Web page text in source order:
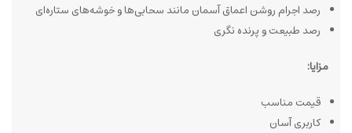
رصد اجرام روشن اعماق آسمان مانند سحابی‌ها و خوشه‌های ستاره‌ای
رصد طبیعت و پرنده نگری
مزایا:
قیمت مناسب
کاربری آسان